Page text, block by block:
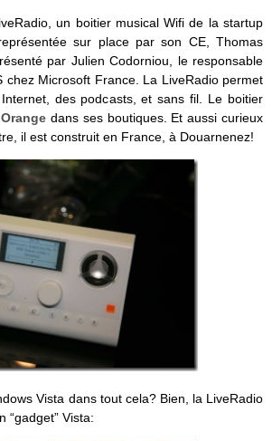
un boitier musical Wifi de la startup
sur place par son CE, Thomas
par Julien Codorniou, le responsable
chez Microsoft France. La LiveRadio permet
des podcasts, et sans fil. Le boitier
Orange dans ses boutiques. Et aussi curieux
il est construit en France, à Douarnenez!
Vista dans tout cela? Bien, la LiveRadio
“gadget” Vista: